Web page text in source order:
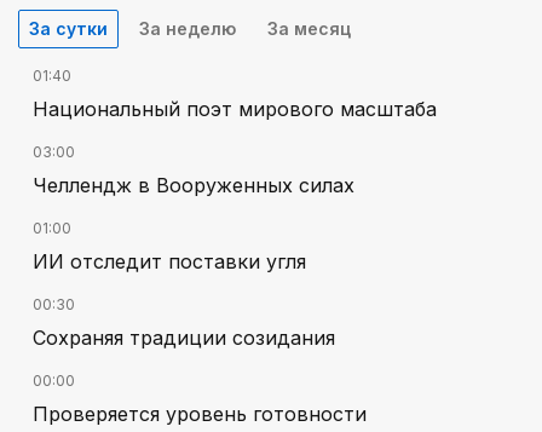
За сутки За неделю За месяц
01:40
Национальный поэт мирового масштаба
03:00
Челлендж в Вооруженных силах
01:00
ИИ отследит поставки угля
00:30
Сохраняя традиции созидания
00:00
Проверяется уровень готовности